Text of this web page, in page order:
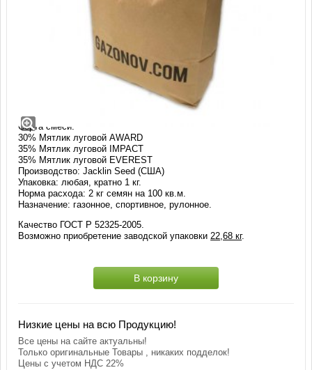
Мятлик луговой Ворлд Кап (3 сорта)
Jacklin Seed (1 кг)
Мятлик луговой (Kentucky bluegrass)
Сорта смеси:
30% Мятлик луговой AWARD
35% Мятлик луговой IMPACT
35% Мятлик луговой EVEREST
Производство: Jacklin Seed (США)
Упаковка: любая, кратно 1 кг.
Норма расхода: 2 кг семян на 100 кв.м.
Назначение: газонное, спортивное, рулонное.
Качество ГОСТ Р 52325-2005.
Возможно приобретение заводской упаковки 22,68 кг.
В корзину
Низкие цены на всю Продукцию!
Все цены на сайте актуальны!
Только оригинальные Товары , никаких подделок!
Цены с учетом НДС 22%